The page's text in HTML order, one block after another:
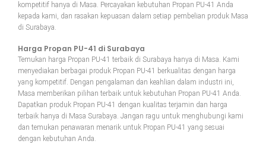
kompetitif hanya di Masa. Percayakan kebutuhan Propan PU-41 Anda
kepada kami, dan rasakan kepuasan dalam setiap pembelian produk Masa
di Surabaya.
Harga Propan PU-41 di Surabaya
Temukan harga Propan PU-41 terbaik di Surabaya hanya di Masa. Kami
menyediakan berbagai produk Propan PU-41 berkualitas dengan harga
yang kompetitif. Dengan pengalaman dan keahlian dalam industri ini,
Masa memberikan pilihan terbaik untuk kebutuhan Propan PU-41 Anda.
Dapatkan produk Propan PU-41 dengan kualitas terjamin dan harga
terbaik hanya di Masa Surabaya. Jangan ragu untuk menghubungi kami
dan temukan penawaran menarik untuk Propan PU-41 yang sesuai
dengan kebutuhan Anda.